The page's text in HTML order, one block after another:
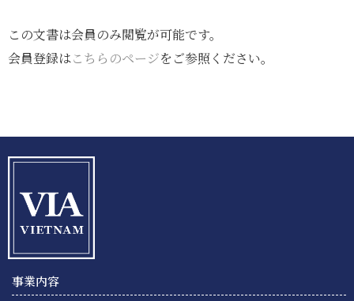
この文書は会員のみ閲覧が可能です。
会員登録はこちらのページをご参照ください。
事業内容